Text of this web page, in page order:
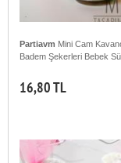
Partiavm Mini Cam
Badem Şekerleri Bebek
16,80 TL